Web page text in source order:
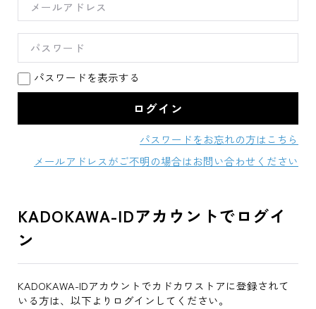
パスワードを表示する
パスワードをお忘れの方はこちら
メールアドレスがご不明の場合はお問い合わせください
KADOKAWA-IDアカウントでログイ
ン
KADOKAWA-IDアカウントでカドカワストアに登録されて
いる方は、以下よりログインしてください。